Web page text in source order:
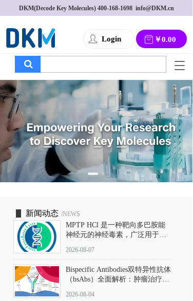
DKM(Decode Key Molecules) 400-168-1698
  info@DKM.cn
Login ￥0.00
T
g
l
e
n
a
v
i
g
a
新闻动态 /NEWS
MPTP HCl 是一种靶向多巴胺能
神经元的神经毒素，广泛用于构
以盐酸盐形式存在，可触发线粒
体介导的神经元凋亡。其经典应
用即为选择性损毁中脑黑质致密
部多巴胺能神经元，从而可靠模
拟帕金森病的核心病理与行为表
2026-08-07
Bispecific Antibodies双特异性抗体
（bsAbs）全面解析：肿瘤治疗的
2026-08-04